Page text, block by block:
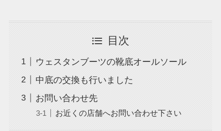
目次
ウェスタンブーツの靴底オールソール
中底の交換も行いました
お問い合わせ先
お近くの店舗へお問い合わせ下さい